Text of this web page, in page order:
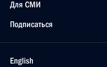
Для СМИ
Подписаться
English